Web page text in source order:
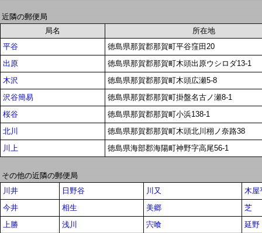
近隣の郵便局
局名
所在地
平谷
徳島県那賀郡那賀町平谷窪田20
出原
徳島県那賀郡那賀町木頭出原ウシロダ13-1
木沢
徳島県那賀郡那賀町木頭広瀬5-8
沢谷簡易
徳島県那賀郡那賀町掛盤名古ノ瀬8-1
桜谷
徳島県那賀郡那賀町小浜138-1
北川
徳島県那賀郡那賀町木頭北川栩ノ奈路38
川上
徳島県海部郡海陽町神野字高尾56-1
その他の近隣の郵便局
川井
日野谷 川又
木屋
今井
相生 美郷
芝
上勝
浅川 宍喰
延野